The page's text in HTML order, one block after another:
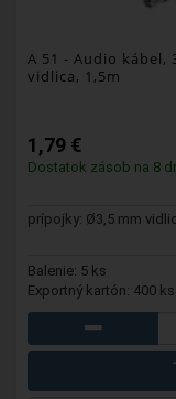
A 51 - Audio kábel,
vidlica, 1,5m
1,79 €
Dostatok zásob na 8
prípojky: Ø3,5 mm
Balenie: 5 ks
Exportný kartón: 400 ks